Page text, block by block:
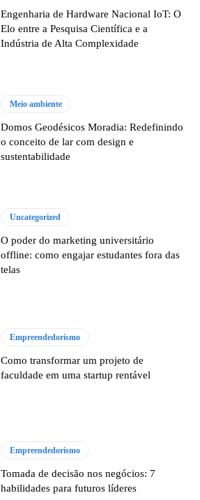
Engenharia de Hardware Nacional IoT: O
Elo entre a Pesquisa Científica e a
Indústria de Alta Complexidade
Meio ambiente
Domos Geodésicos Moradia: Redefinindo
o conceito de lar com design e
sustentabilidade
Uncategorized
O poder do marketing universitário
offline: como engajar estudantes fora das
telas
Empreendedorismo
Como transformar um projeto de
faculdade em uma startup rentável
Empreendedorismo
Tomada de decisão nos negócios: 7
habilidades para futuros líderes